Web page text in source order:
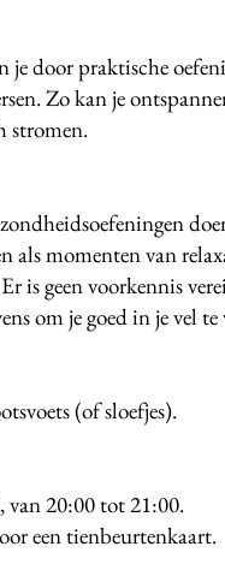
je door praktische
Zo kan je
stromen.
als momenten van
is geen voorkennis
om je goed in je vel te
(of sloefjes).
van 20:00 tot 21:00.
een